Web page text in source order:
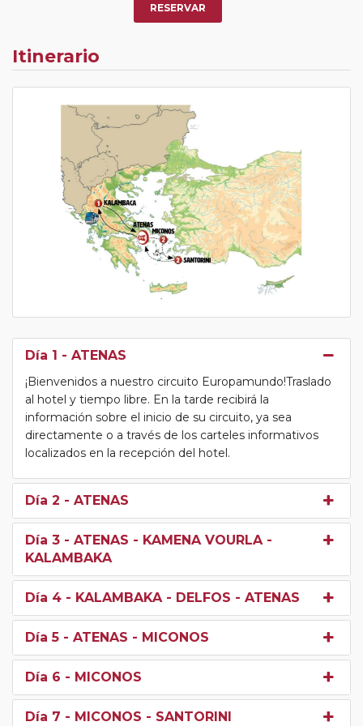
RESERVAR
Itinerario
Día 1 - ATENAS
¡Bienvenidos a nuestro circuito Europamundo!Traslado
al hotel y tiempo libre. En la tarde recibirá la
información sobre el inicio de su circuito, ya sea
directamente o a través de los carteles informativos
localizados en la recepción del hotel.
Día 2 - ATENAS
Día 3 - ATENAS - KAMENA VOURLA -
KALAMBAKA
Día 4 - KALAMBAKA - DELFOS - ATENAS
Día 5 - ATENAS - MICONOS
Día 6 - MICONOS
Día 7 - MICONOS - SANTORINI